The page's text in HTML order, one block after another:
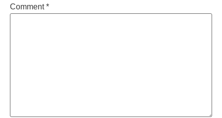
Comment*